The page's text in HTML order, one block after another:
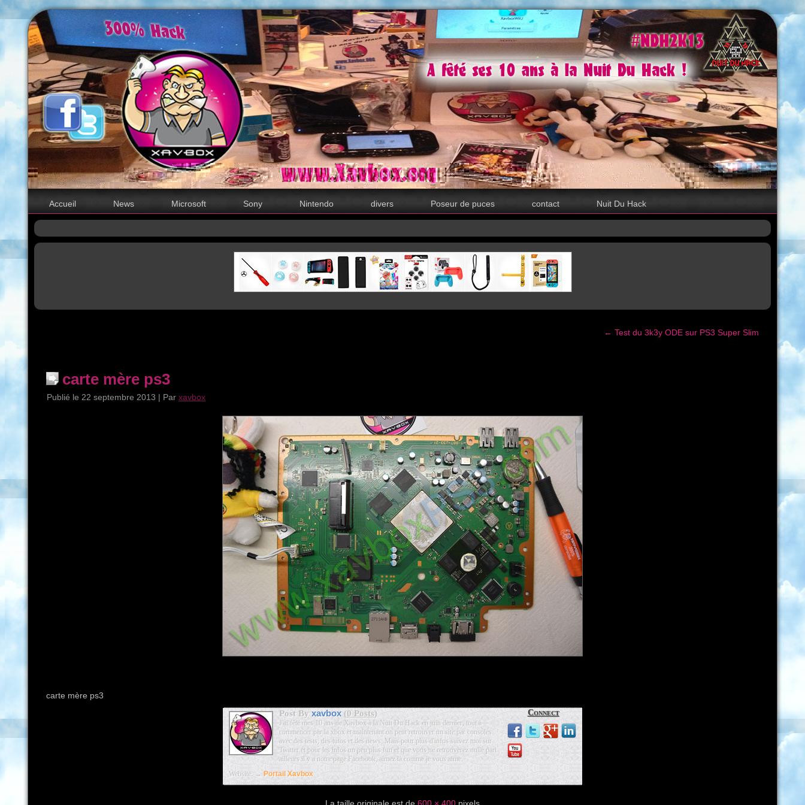
Accueil News Microsoft Sony Nintendo divers Poseur de puces contact Nuit Du Hack
← Test du 3k3y ODE sur PS3 Super Slim
carte mère ps3
Publié le 22 septembre 2013 | Par xavbox
carte mère ps3
Post By xavbox (0 Posts)
J'ai fêté mes 10 ans de Xavbox à la Nuit Du Hack en juin dernier, tout à
commencer par la xbox et maintenant on peut retrouver un site par consoles
avec des tests, des tutos et des news. Mais pour plus d'infos suivez moi sur
Twitter et pour les infos un peu plus fun et que vous ne retrouverez nulle part
ailleurs il y a notre page Facebook, aimez là comme je vous aime.
Website: → Portail Xavbox
Connect